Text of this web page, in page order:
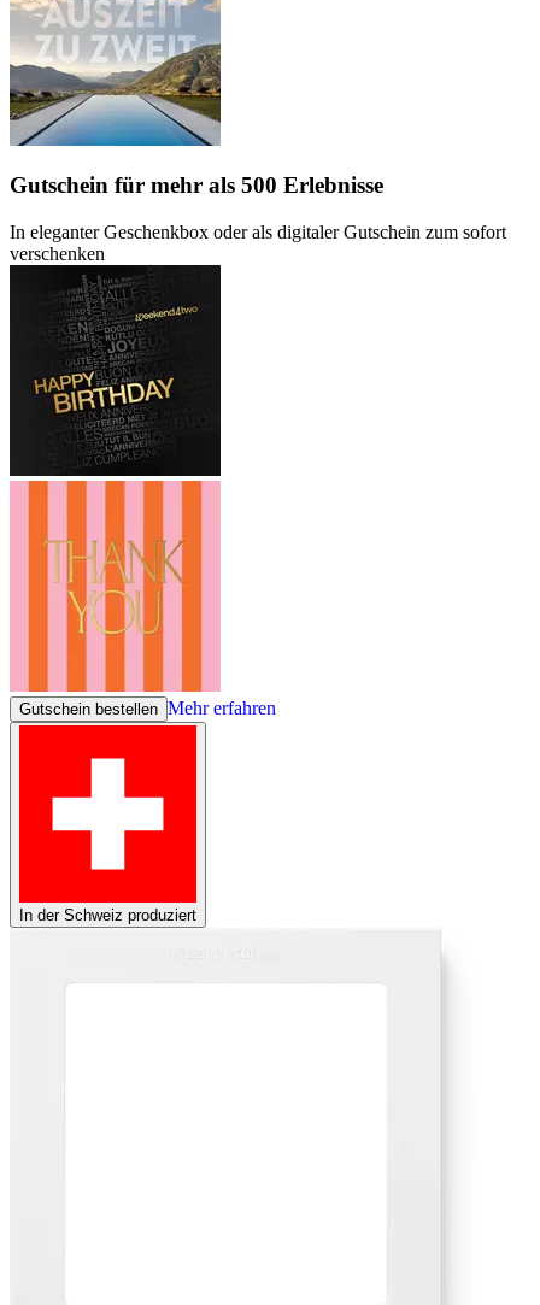
Gutschein für mehr als 500 Erlebnisse
In eleganter Geschenkbox oder als digitaler Gutschein zum sofort
verschenken
Gutschein bestellen Mehr erfahren
In der Schweiz produziert